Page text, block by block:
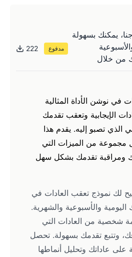
يمكنك بسهولة
من خلال
مدفوع 222
في نوشن الأداة المثالية
الإيجابية وتعقب تقدمك
الذي تصبو إليه. يقدم هذا
مجموعة من الميزات التي
ومراقبة تقدمك بشكل سهل
لك نموذج تعقب العادات في
اليومية والأسبوعية والشهرية.
شخصية من العادات التي
وتتبع تقدمك بسهولة. تحصل
عاداتك وتحليل أنماطها